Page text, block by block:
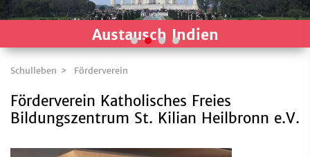
Austausch Indien
Schulleben Förderverein
Förderverein Katholisches Freies
Bildungszentrum St. Kilian Heilbronn e.V.